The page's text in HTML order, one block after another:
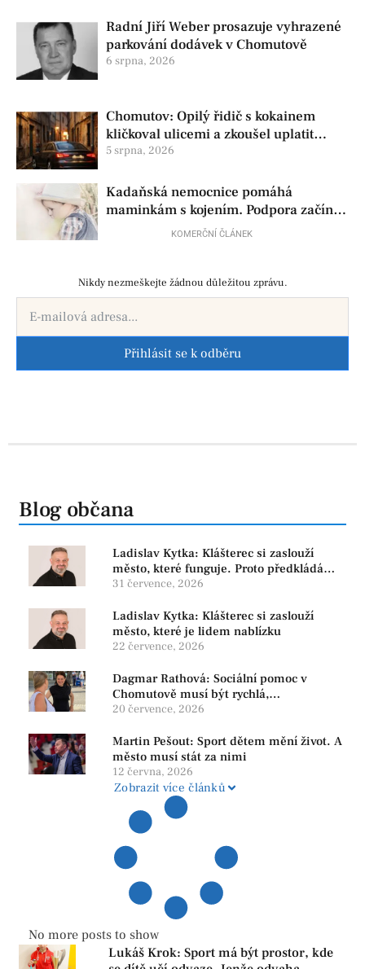
Radní Jiří Weber prosazuje vyhrazené
parkování dodávek v Chomutově
6 srpna, 2026
Chomutov: Opilý řidič s kokainem
kličkoval ulicemi a zkoušel uplatit
policisty
5 srpna, 2026
Kadaňská nemocnice pomáhá
maminkám s kojením. Podpora začíná
už před porodemKOMERČNÍ ČLÁNEK
Nikdy nezmeškejte žádnou důležitou zprávu.
Přihlásit se k odběru
Blog občana
Ladislav Kytka: Klášterec si zaslouží
město, které funguje. Proto předkládáme
program, který řeší skutečné problémy
31 července, 2026
Ladislav Kytka: Klášterec si zaslouží
město, které je lidem nablízku
22 července, 2026
Dagmar Rathová: Sociální pomoc v
Chomutově musí být rychlá,
srozumitelná a férová. Ne udržovat lidi v
20 července, 2026
Martin Pešout: Sport dětem mění život. A
město musí stát za nimi
12 června, 2026
Zobrazit více článků
No more posts to show
Lukáš Krok: Sport má být prostor, kde